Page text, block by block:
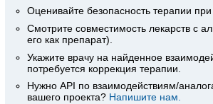
Оценивайте безопасность терапии
Смотрите совместимость лекарств с
его как препарат).
Укажите врачу на найденное
потребуется коррекция терапии.
Нужно API по взаимодействиям/
вашего проекта? Напишите нам.